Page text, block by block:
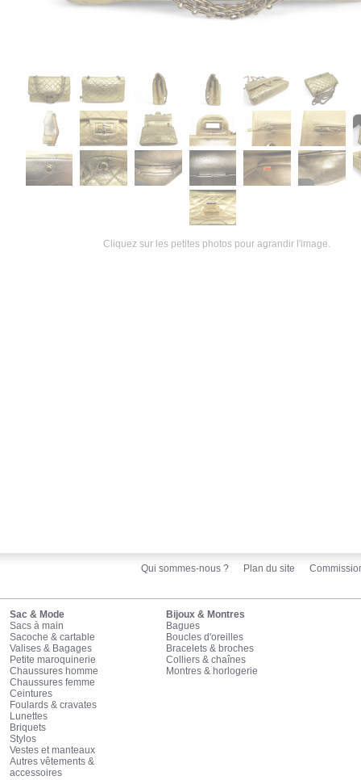
Cliquez sur les petites photos pour agrandir l'image.
Qui sommes-nous ? Plan du site
Sac & Mode
Sacs à main
Sacoche & cartable
Valises & Bagages
Petite maroquinerie
Chaussures homme
Chaussures femme
Ceintures
Foulards & cravates
Lunettes
Briquets
Stylos
Vestes et manteaux
Autres vêtements &
accessoires
Bijoux & Montres
Bagues
Boucles d'oreilles
Bracelets & broches
Colliers & chaînes
Montres & horlogerie